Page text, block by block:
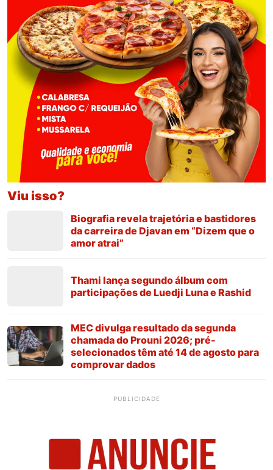
Viu isso?
Biografia revela trajetória e bastidores
da carreira de Djavan em “Dizem que o
amor atrai”
Thami lança segundo álbum com
participações de Luedji Luna e Rashid
MEC divulga resultado da segunda
chamada do Prouni 2026; pré-
selecionados têm até 14 de agosto para
comprovar dados
PUBLICIDADE